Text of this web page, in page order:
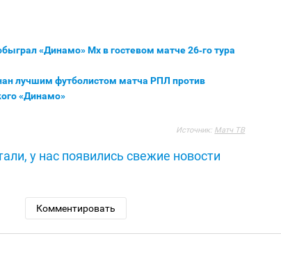
«Динамо» Мх в гостевом матче 26‑го тура
лучшим футболистом матча РПЛ против
«Динамо»
Источник: Матч ТВ
у нас появились свежие новости
Комментировать